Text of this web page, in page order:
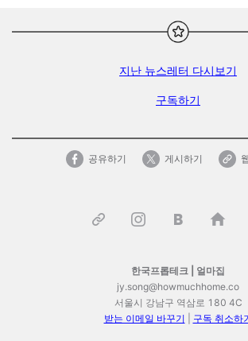
지난 뉴스레터 다시보기
구독하기
공유하기 게시하기
한국프롭테크 | 얼마집
jy.song@howmuchhome.co
서울시 강남구 역삼로 180 4C
받는 이메일 바꾸기
구독 취소하